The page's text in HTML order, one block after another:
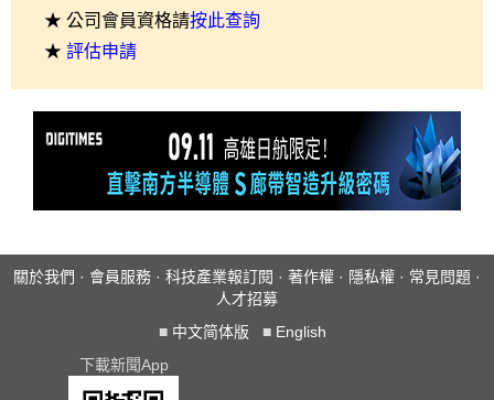
★ 公司會員資格請按此查詢
★ 評估申請
關於我們 · 會員服務 · 科技產業報訂閱 · 著作權 · 隱私權 · 常見問題 ·
人才招募
■ 中文简体版 ■ English
下載新聞App